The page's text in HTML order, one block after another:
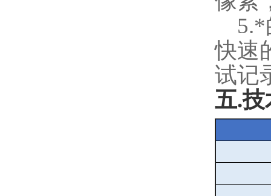
5.*
快速
试记
五.技